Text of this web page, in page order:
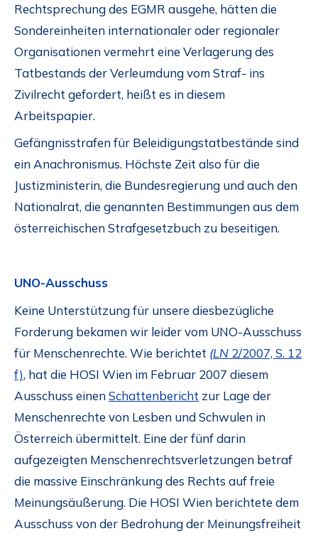
Rechtsprechung des EGMR ausgehe, hätten die
Sondereinheiten internationaler oder regionaler
Organisationen vermehrt eine Verlagerung des
Tatbestands der Verleumdung vom Straf- ins
Zivilrecht gefordert, heißt es in diesem
Arbeitspapier.
Gefängnisstrafen für Beleidigungstatbestände sind
ein Anachronismus. Höchste Zeit also für die
Justizministerin, die Bundesregierung und auch den
Nationalrat, die genannten Bestimmungen aus dem
österreichischen Strafgesetzbuch zu beseitigen.
UNO-Ausschuss
Keine Unterstützung für unsere diesbezügliche
Forderung bekamen wir leider vom UNO-Ausschuss
für Menschenrechte. Wie berichtet (LN 2/2007, S. 12
f), hat die HOSI Wien im Februar 2007 diesem
Ausschuss einenSchattenbericht zur Lage der
Menschenrechte von Lesben und Schwulen in
Österreich übermittelt. Eine der fünf darin
aufgezeigten Menschenrechtsverletzungen betraf
die massive Einschränkung des Rechts auf freie
Meinungsäußerung. Die HOSI Wien berichtete dem
Ausschuss von der Bedrohung der Meinungsfreiheit